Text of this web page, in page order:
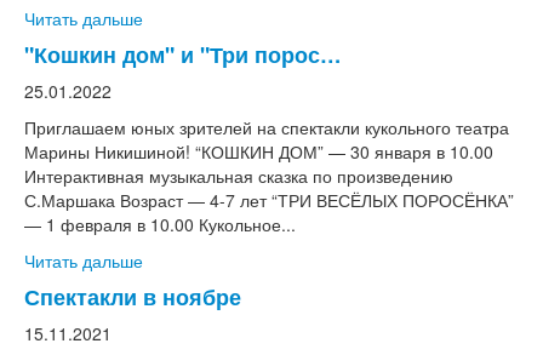
Читать дальше
"Кошкин дом" и "Три порос…
25.01.2022
Приглашаем юных зрителей на спектакли кукольного театра
Марины Никишиной! “КОШКИН ДОМ” — 30 января в 10.00
Интерактивная музыкальная сказка по произведению
С.Маршака Возраст — 4-7 лет “ТРИ ВЕСЁЛЫХ ПОРОСЁНКА”
— 1 февраля в 10.00 Кукольное...
Читать дальше
Спектакли в ноябре
15.11.2021